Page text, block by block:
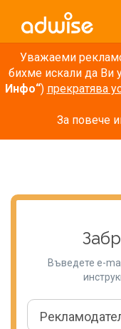
Уважаеми
бихме искали да Ви
Инфо“) прекратява
За повече
Въведете e-